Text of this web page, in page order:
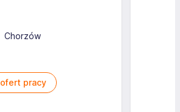
Chorzów
ofert pracy